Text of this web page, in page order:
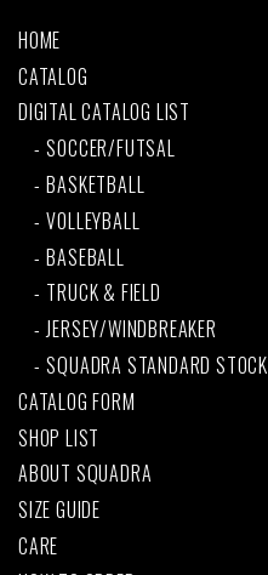
HOME
CATALOG
DIGITAL CATALOG LIST
SOCCER/FUTSAL
BASKETBALL
VOLLEYBALL
BASEBALL
TRUCK & FIELD
JERSEY/WINDBREAKER
SQUADRA STANDARD STOCK
CATALOG FORM
SHOP LIST
ABOUT SQUADRA
SIZE GUIDE
CARE